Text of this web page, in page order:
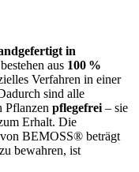
in
aus 100 %
Verfahren in einer
sind alle
Pflanzen pflegefrei – sie
Erhalt. Die
BEMOSS® beträgt
bewahren, ist